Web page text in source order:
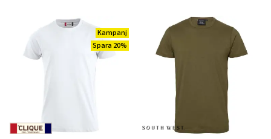
Kampanj
Spara 20%